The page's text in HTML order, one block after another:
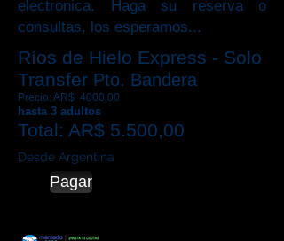
electronica. Haga su reserva o
consultas, los esperamos...
Ríos de Hielo Express - Solo
Transfer Pto. Bandera
Precio: AR$ 4000,00
hasta 3 adultos
Total: AR$ 5.500,00
Desde Argentina
Pagar